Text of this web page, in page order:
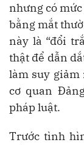
nhưng có
bằng mắt
này là “đổi
thật để dẫn
làm suy giảm
cơ quan
pháp luật.
Trước tình